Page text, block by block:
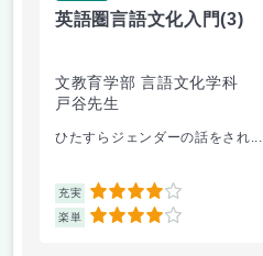
英語圏言語文化入門(3)
文教育学部 言語文化学科
戸谷先生
ひたすらジェンダーの話をされ...
充実 4
楽単 4